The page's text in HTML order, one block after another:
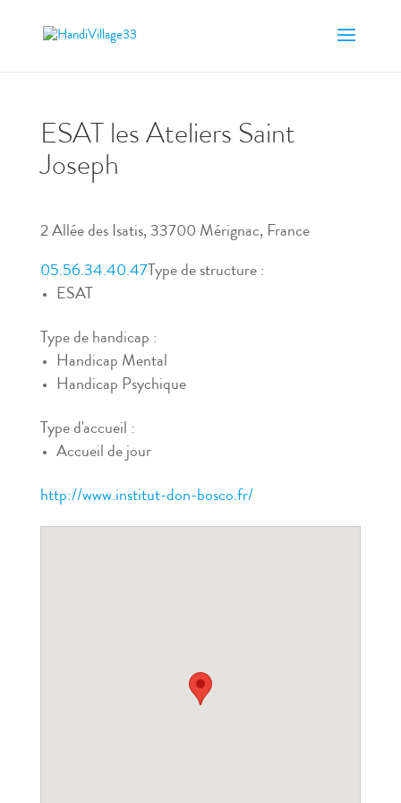
ESAT les Ateliers Saint
Joseph
2 Allée des Isatis, 33700 Mérignac, France
05.56.34.40.47 Type de structure :
ESAT
Type de handicap :
Handicap Mental
Handicap Psychique
Type d'accueil :
Accueil de jour
http://www.institut-don-bosco.fr/